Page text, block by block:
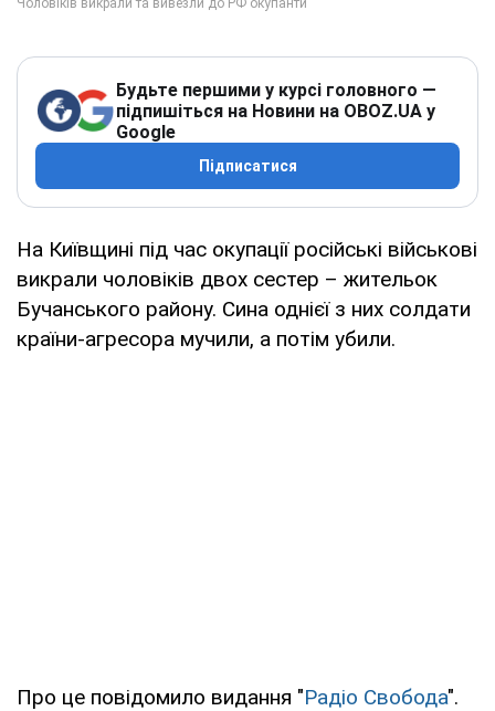
Будьте першими у курсі головного —
підпишіться на Новини на OBOZ.UA у
Google
Підписатися
На Київщині під час окупації російські військові
викрали чоловіків двох сестер – жительок
Бучанського району. Сина однієї з них солдати
країни-агресора мучили, а потім убили.
Про це повідомило видання "Радіо Свобода".